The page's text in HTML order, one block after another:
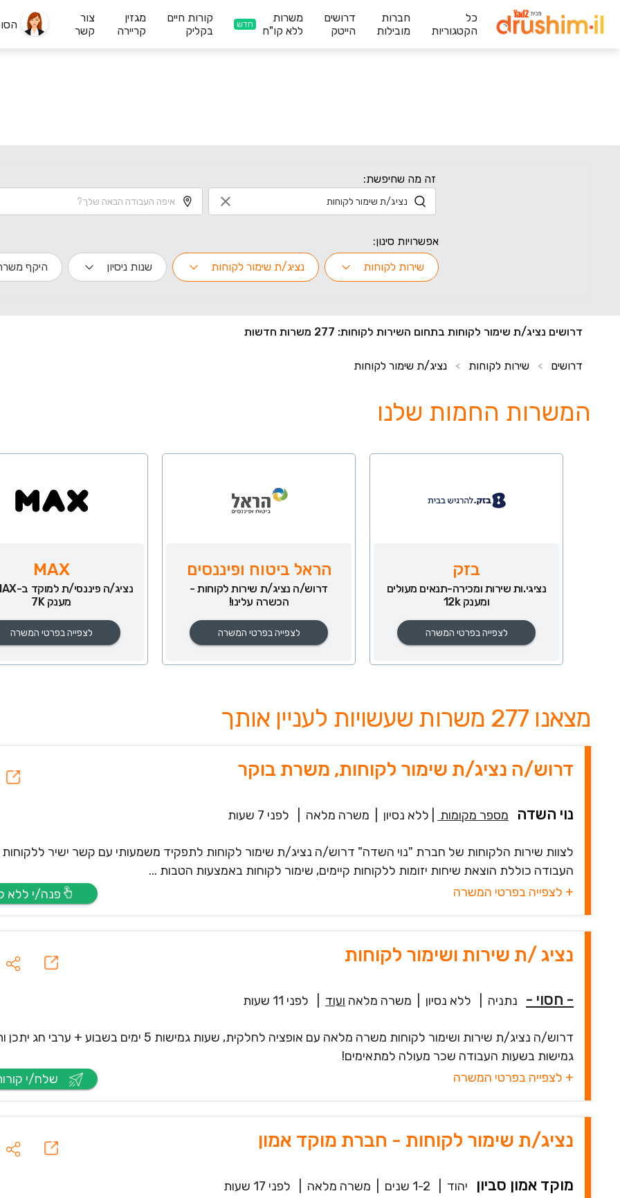
כל
הקטגוריות
חברות
מובילות
דרושים
הייטק
משרות
ללא קו"ח
חדש
קורות חיים
בקליק
מגזין
קריירה
צור
קשר
זה מה שחיפשת:
אפשרויות סינון:
שירות לקוחות
נציג/ת שימור לקוחות שנות ניסיון היקף
דרושים נציג/ת שימור לקוחות בתחום השירות לקוחות: 277 משרות חדשות
דרושים > שירות לקוחות > נציג/ת שימור לקוחות
המשרות החמות שלנו
בזק
נציגי.ות שירות ומכירה-תנאים מעולים
ומענק 12k
לצפייה בפרטי המשרה
הראל ביטוח ופיננסים
דרוש/ה נציג/ת שירות לקוחות -
הכשרה עלינו!
לצפייה בפרטי המשרה
MAX
מענק 7K
לצפייה בפרטי המשרה
מצאנו 277 משרות שעשויות לעניין אותך
דרוש/ה נציג/ת שימור לקוחות, משרת בוקר
נוי השדה מספר מקומות ללא נסיון משרה מלאה לפני 7 שעות
לצוות שירות הלקוחות של חברת "נוי השדה" דרוש/ה נציג/ת שימור לקוחות לתפקיד משמעותי עם קשר ישיר
העבודה כוללת הוצאת שיחות יזומות ללקוחות קיימים, שימור לקוחות באמצעות הטבות ...
+ לצפייה בפרטי המשרה
נציג /ת שירות ושימור לקוחות
- חסוי - נתניה ללא נסיון משרה מלאה ועוד לפני 11 שעות
דרוש/ה נציג/ת שירות ושימור לקוחות משרה מלאה עם אופציה לחלקית, שעות גמישות 5 ימים בשבוע
גמישות בשעות העבודה שכר מעולה למתאימים!
+ לצפייה בפרטי המשרה
נציג/ת שימור לקוחות - חברת מוקד אמון
מוקד אמון סביון יהוד 1-2 שנים משרה מלאה לפני 17 שעות